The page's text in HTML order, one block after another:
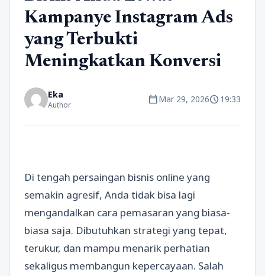
Kampanye Instagram Ads
yang Terbukti
Meningkatkan Konversi
Eka
Author calendar_todayMar 29, 2026schedule19:33
Di tengah persaingan bisnis online yang
semakin agresif, Anda tidak bisa lagi
mengandalkan cara pemasaran yang biasa-
biasa saja. Dibutuhkan strategi yang tepat,
terukur, dan mampu menarik perhatian
sekaligus membangun kepercayaan. Salah